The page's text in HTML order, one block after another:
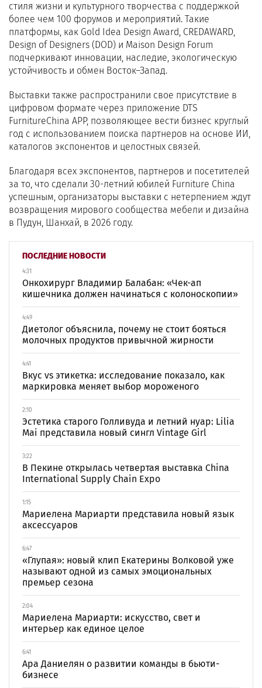
ПОСЛЕДНИЕ НОВОСТИ
4:31
Онкохирург Владимир Балабан: «Чек-ап
кишечника должен начинаться с колоноскопии»
4:49
Диетолог объяснила, почему не стоит бояться
молочных продуктов привычной жирности
4:41
Вкус vs этикетка: исследование показало, как
маркировка меняет выбор мороженого
2:10
Эстетика старого Голливуда и летний нуар: Lilia
Mai представила новый сингл Vintage Girl
3:22
В Пекине открылась четвертая выставка China
International Supply Chain Expo
1:15
Мариелена Мариарти представила новый язык
аксессуаров
6:47
«Глупая»: новый клип Екатерины Волковой уже
называют одной из самых эмоциональных
премьер сезона
2:04
Мариелена Мариарти: искусство, свет и
интерьер как единое целое
6:41
Ара Даниелян о развитии команды в бьюти-
бизнесе
стиля жизни и культурного творчества с поддержкой
более чем 100 форумов и мероприятий. Такие
платформы, как Gold Idea Design Award, CREDAWARD,
Design of Designers (DOD) и Maison Design Forum
подчеркивают инновации, наследие, экологическую
устойчивость и обмен Восток–Запад.
Выставки также распространили свое присутствие в
цифровом формате через приложение DTS
FurnitureChina APP, позволяющее вести бизнес круглый
год с использованием поиска партнеров на основе ИИ,
каталогов экспонентов и целостных связей.
Благодаря всех экспонентов, партнеров и посетителей
за то, что сделали 30-летний юбилей Furniture China
успешным, организаторы выставки с нетерпением ждут
возвращения мирового сообщества мебели и дизайна
в Пудун, Шанхай, в 2026 году.